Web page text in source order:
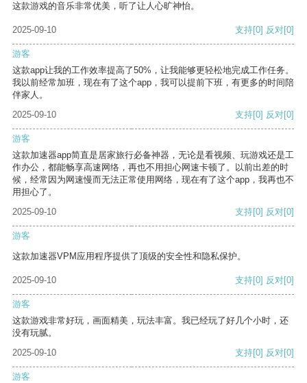
这款游戏的音乐非常优美，听了让人心旷神怡。
2025-09-10 支持[0] 反对[0]
游客
这款app让我的工作效率提高了50%，让我能够更轻松地完成工作任务。
我以前经常加班，现在有了这个app，我可以提前下班，有更多的时间陪
伴家人。
2025-09-10
支持[0] 反对[0]
游客
这款加速器app简直是居家旅行必备神器，无论是看视频、玩游戏还是工
作办公，都能畅享高速网络，再也不用担心网速卡顿了。以前出差的时
候，经常因为网速慢而无法正常使用网络，现在有了这个app，我再也不
用担心了。
2025-09-10
支持[0] 反对[0]
游客
这款加速器VPM应用程序提供了顶级的安全性和隐私保护。
2025-09-10 支持[0] 反对[0]
游客
这款游戏非常好玩，画面精美，玩法丰富。我已经玩了好几个小时，还
没有玩腻。
2025-09-10
支持[0] 反对[0]
游客